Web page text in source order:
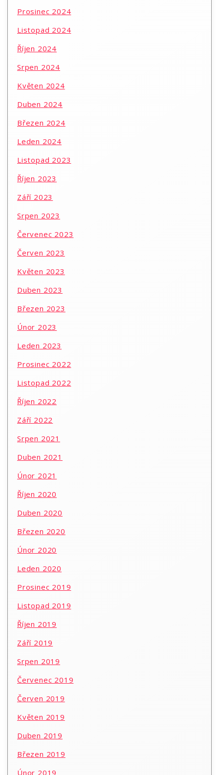
Prosinec 2024
Listopad 2024
Říjen 2024
Srpen 2024
Květen 2024
Duben 2024
Březen 2024
Leden 2024
Listopad 2023
Říjen 2023
Září 2023
Srpen 2023
Červenec 2023
Červen 2023
Květen 2023
Duben 2023
Březen 2023
Únor 2023
Leden 2023
Prosinec 2022
Listopad 2022
Říjen 2022
Září 2022
Srpen 2021
Duben 2021
Únor 2021
Říjen 2020
Duben 2020
Březen 2020
Únor 2020
Leden 2020
Prosinec 2019
Listopad 2019
Říjen 2019
Září 2019
Srpen 2019
Červenec 2019
Červen 2019
Květen 2019
Duben 2019
Březen 2019
Únor 2019